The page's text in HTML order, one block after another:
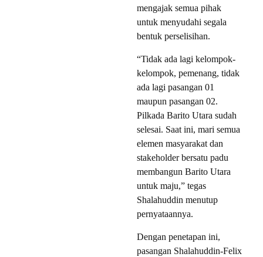
mengajak semua pihak
untuk menyudahi segala
bentuk perselisihan.
“Tidak ada lagi kelompok-
kelompok, pemenang, tidak
ada lagi pasangan 01
maupun pasangan 02.
Pilkada Barito Utara sudah
selesai. Saat ini, mari semua
elemen masyarakat dan
stakeholder bersatu padu
membangun Barito Utara
untuk maju,” tegas
Shalahuddin menutup
pernyataannya.
Dengan penetapan ini,
pasangan Shalahuddin-Felix